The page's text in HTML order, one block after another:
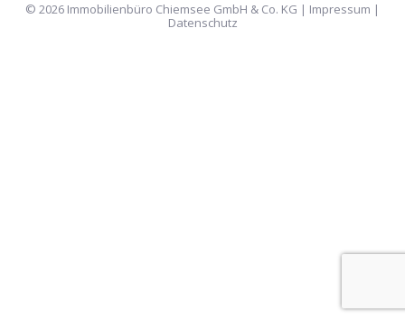
© 2026 Immobilienbüro Chiemsee GmbH & Co. KG | Impressum |
Datenschutz